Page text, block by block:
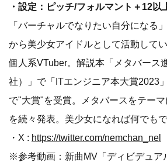
・設定：ピッチ/フォルマント＋12以
「バーチャルでなりたい自分になる
から美少女アイドルとして活動して
個人系VTuber。解説本「メタバース
社）」で「ITエンジニア本大賞2023
で"大賞"を受賞。メタバースをテー
を続々発表。美少女になれば何でもで
・X : https://twitter.com/nemchan_nel
※参考動画：新曲MV「ディビデュア